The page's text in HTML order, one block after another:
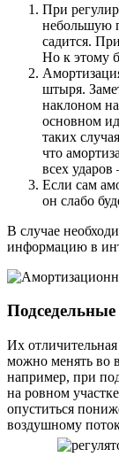
При
небольшую
садится.
Но к этому
штыря.
наклоном
основном
таких
что
всех ударов
Если сам
он слабо
В случае
информацию в
Их
можно менять во
например, при
на ровном
опуститься
воздушному